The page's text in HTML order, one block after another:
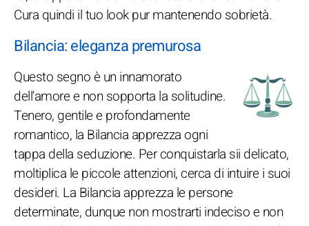
Cura quindi il tuo look pur mantenendo sobrietà.
Bilancia: eleganza premurosa
Questo segno è un innamorato
dell'amore e non sopporta la solitudine.
Tenero, gentile e profondamente
romantico, la Bilancia apprezza ogni
tappa della seduzione. Per conquistarla sii delicato,
moltiplica le piccole attenzioni, cerca di intuire i suoi
desideri. La Bilancia apprezza le persone
determinate, dunque non mostrarti indeciso e non